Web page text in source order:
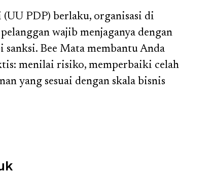
PDP) berlaku, organisasi di
wajib menjaganya dengan
sanksi. Bee Mata membantu Anda
menilai risiko, memperbaiki celah
yang sesuai dengan skala bisnis